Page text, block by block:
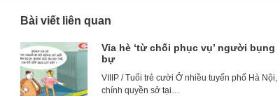
Bài viết liên quan
Vỉa hè ‘từ chối phục vụ’ người bụng
bự
VIIIP / Tuổi trẻ cười Ở nhiều tuyến phố Hà Nội,
chính quyền sở tại…